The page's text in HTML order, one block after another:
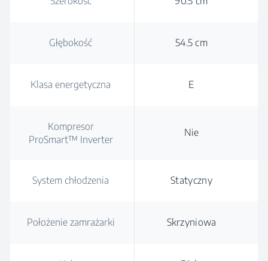
Głębokość 54.5 cm
Klasa energetyczna E
Kompresor
ProSmart™ Inverter
Nie
System chłodzenia Statyczny
Położenie zamrażarki Skrzyniowa